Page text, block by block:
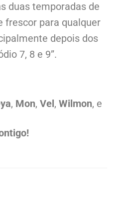
duas temporadas de
frescor para qualquer
depois dos
7, 8 e 9”.
, Mon, Vel, Wilmon, e